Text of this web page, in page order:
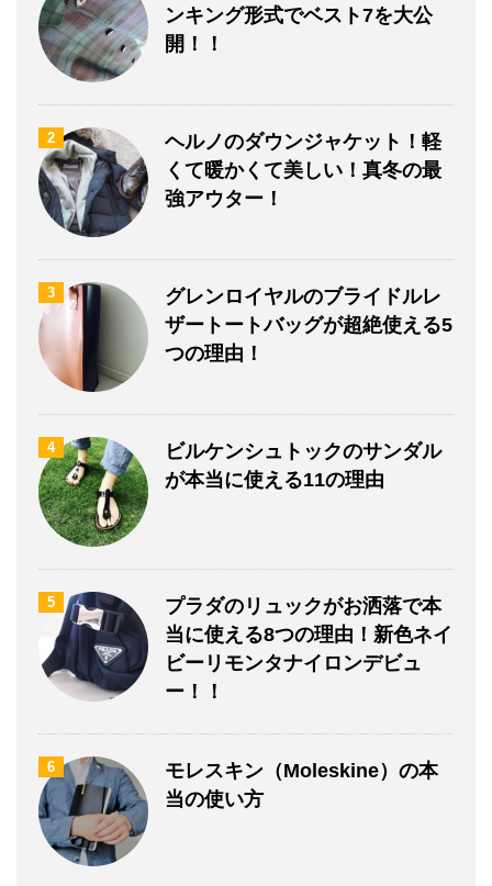
ンキング形式でベスト7を大公
開！！
2
ヘルノのダウンジャケット！軽
くて暖かくて美しい！真冬の最
強アウター！
3
グレンロイヤルのブライドルレ
ザートートバッグが超絶使える5
つの理由！
4
ビルケンシュトックのサンダル
が本当に使える11の理由
5
プラダのリュックがお洒落で本
当に使える8つの理由！新色ネイ
ビーリモンタナイロンデビュ
ー！！
6
モレスキン（Moleskine）の本
当の使い方